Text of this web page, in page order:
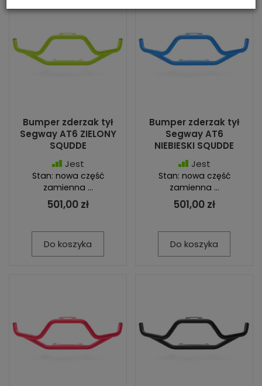
Bumper zderzak tył
Segway AT6 ZIELONY
SQUDDE
Jest
Stan: nowa część
zamienna ...
501,00 zł
Do koszyka
Bumper zderzak tył
Segway AT6
NIEBIESKI SQUDDE
Jest
Stan: nowa część
zamienna ...
501,00 zł
Do koszyka